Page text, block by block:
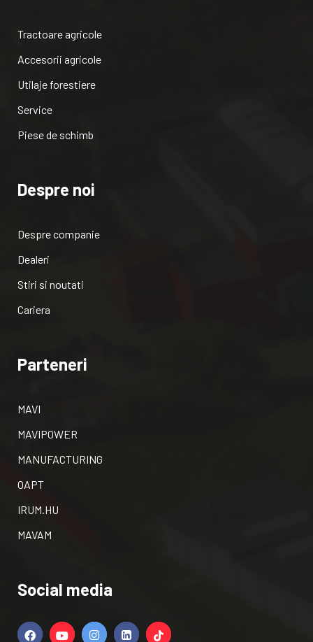
Tractoare agricole
Accesorii agricole
Utilaje forestiere
Service
Piese de schimb
Despre noi
Despre companie
Dealeri
Stiri si noutati
Cariera
Parteneri
MAVI
MAVIPOWER
MANUFACTURING
OAPT
IRUM.HU
MAVAM
Social media